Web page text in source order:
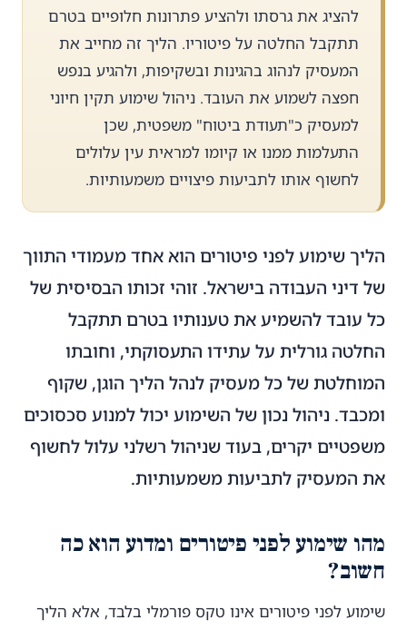
להציג את גרסתו ולהציע פתרונות חלופיים בטרם
תתקבל החלטה על פיטוריו. הליך זה מחייב את
המעסיק לנהוג בהגינות ובשקיפות, ולהגיע בנפש
חפצה לשמוע את העובד. ניהול שימוע תקין חיוני
למעסיק כ"תעודת ביטוח" משפטית, שכן
התעלמות ממנו או קיומו למראית עין עלולים
לחשוף אותו לתביעות פיצויים משמעותיות.
הליך שימוע לפני פיטורים הוא אחד מעמודי התווך
של דיני העבודה בישראל. זוהי זכותו הבסיסית של
כל עובד להשמיע את טענותיו בטרם תתקבל
החלטה גורלית על עתידו התעסוקתי, וחובתו
המוחלטת של כל מעסיק לנהל הליך הוגן, שקוף
ומכבד. ניהול נכון של השימוע יכול למנוע סכסוכים
משפטיים יקרים, בעוד שניהול רשלני עלול לחשוף
את המעסיק לתביעות משמעותיות.
מהו שימוע לפני פיטורים ומדוע הוא כה
חשוב?
שימוע לפני פיטורים אינו טקס פורמלי בלבד, אלא הליך